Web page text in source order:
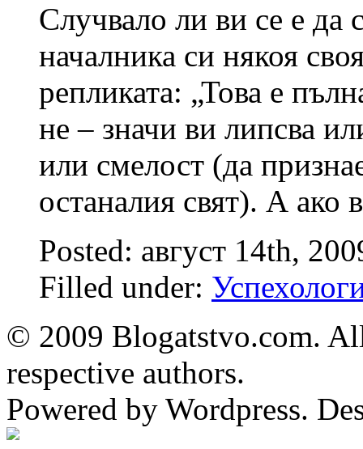
Случвало ли ви се е да
началника си някоя
репликата: „Това е
не – значи ви липсва
или смелост (да
останалия свят). А
Posted: август 14th,
Filled under:
© 2009 Blogatstvo.com.
respective authors.
Powered by Wordpress.